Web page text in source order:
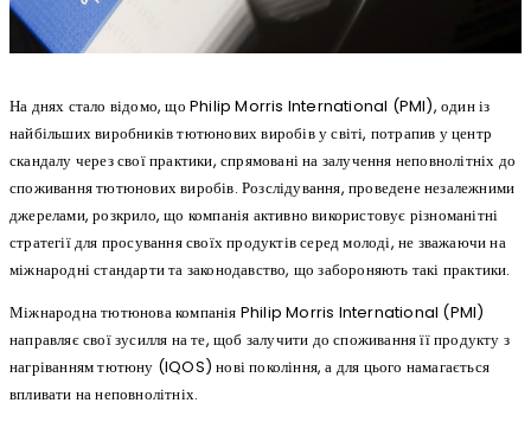
На днях стало відомо, що Philip Morris International (PMI), один із
найбільших виробників тютюнових виробів у світі, потрапив у центр
скандалу через свої практики, спрямовані на залучення неповнолітніх до
споживання тютюнових виробів. Розслідування, проведене незалежними
джерелами, розкрило, що компанія активно використовує різноманітні
стратегії для просування своїх продуктів серед молоді, не зважаючи на
міжнародні стандарти та законодавство, що забороняють такі практики.
Міжнародна тютюнова компанія Philip Morris International (PMI)
направляє свої зусилля на те, щоб залучити до споживання її продукту з
нагріванням тютюну (IQOS) нові покоління, а для цього намагається
впливати на неповнолітніх.